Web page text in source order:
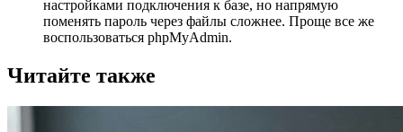
настройками подключения к базе, но напрямую
поменять пароль через файлы сложнее. Проще все же
воспользоваться phpMyAdmin.
Читайте также